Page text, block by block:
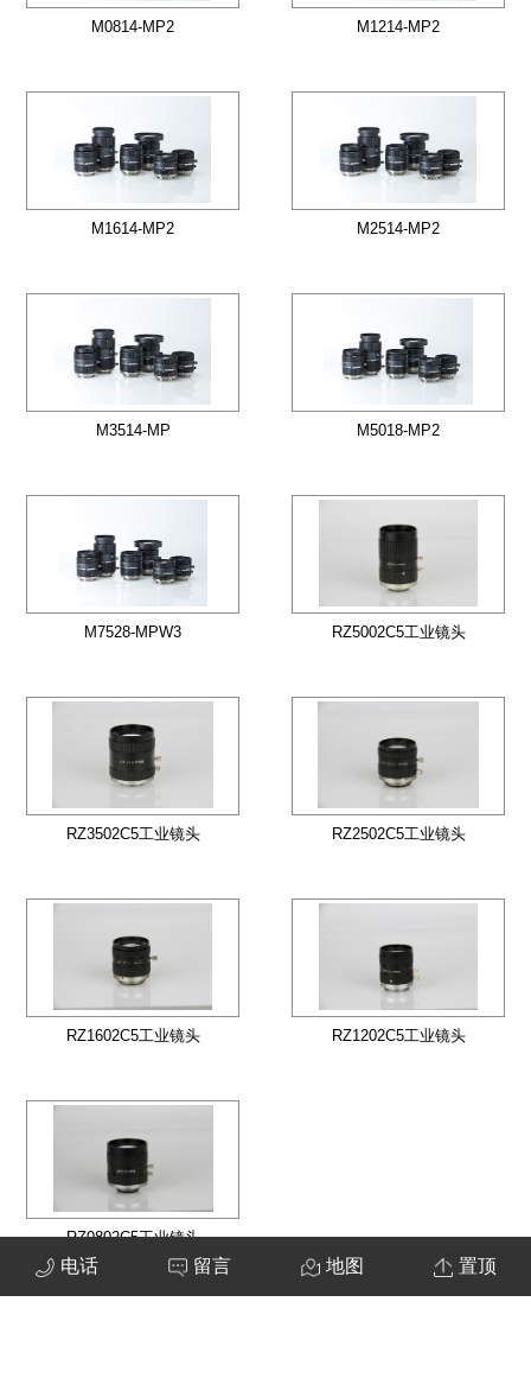
M0814-MP2 M1214-MP2
M1614-MP2 M2514-MP2
M3514-MP M5018-MP2
M7528-MPW3 RZ5002C5工业镜头
RZ3502C5工业镜头 RZ2502C5工业镜头
RZ1602C5工业镜头 RZ1202C5工业镜头
RZ0802C5工业镜头
电话 留言 地图 置顶